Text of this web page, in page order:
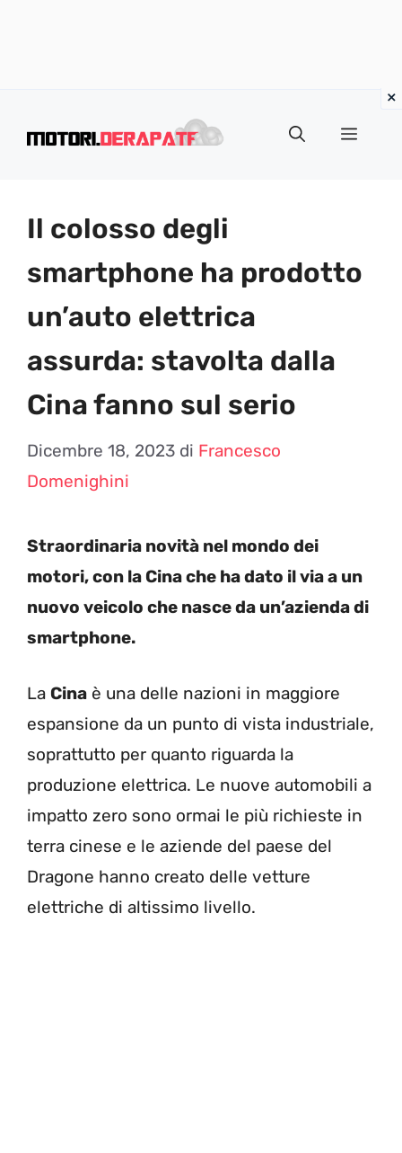
Menu
Il colosso degli
smartphone ha prodotto
un’auto elettrica
assurda: stavolta dalla
Cina fanno sul serio
Dicembre 18, 2023 di Francesco
Domenighini
Straordinaria novità nel mondo dei
motori, con la Cina che ha dato il via a un
nuovo veicolo che nasce da un’azienda di
smartphone.
La Cina è una delle nazioni in maggiore
espansione da un punto di vista industriale,
soprattutto per quanto riguarda la
produzione elettrica. Le nuove automobili a
impatto zero sono ormai le più richieste in
terra cinese e le aziende del paese del
Dragone hanno creato delle vetture
elettriche di altissimo livello.